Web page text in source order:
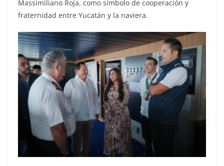
Massimiliano Roja, como símbolo de cooperación y
fraternidad entre Yucatán y la naviera.